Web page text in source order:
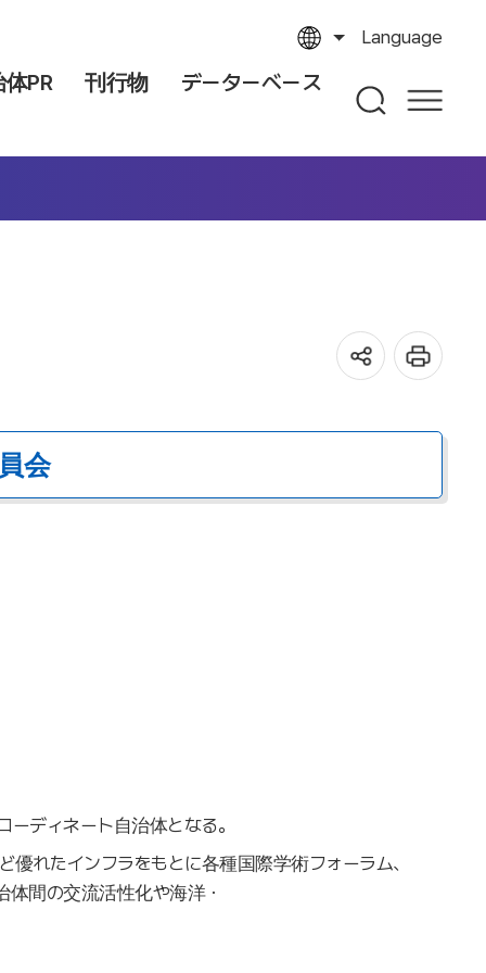
Language
PR 刊行物 データーベース
会
ディネート自治体となる。
れたインフラをもとに各種国際学術フォーラム、
間の交流活性化や海洋・